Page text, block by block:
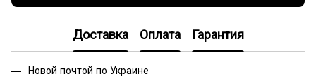
Доставка Оплата Гарантия
Новой почтой по Украине